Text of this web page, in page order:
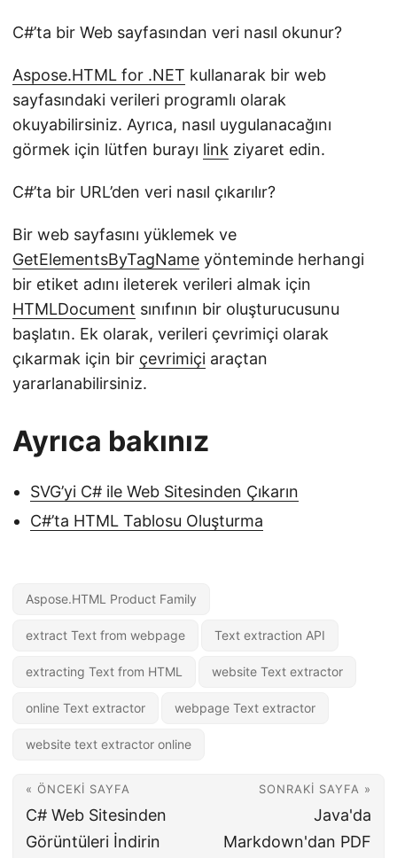
C#’ta bir Web sayfasından veri nasıl okunur?
Aspose.HTML for .NET kullanarak bir web
sayfasındaki verileri programlı olarak
okuyabilirsiniz. Ayrıca, nasıl uygulanacağını
görmek için lütfen burayı link ziyaret edin.
C#’ta bir URL’den veri nasıl çıkarılır?
Bir web sayfasını yüklemek ve
GetElementsByTagName yönteminde herhangi
bir etiket adını ileterek verileri almak için
HTMLDocument sınıfının bir oluşturucusunu
başlatın. Ek olarak, verileri çevrimiçi olarak
çıkarmak için bir çevrimiçi araçtan
yararlanabilirsiniz.
Ayrıca bakınız
SVG’yi C# ile Web Sitesinden Çıkarın
C#’ta HTML Tablosu Oluşturma
Aspose.HTML Product Family
extract Text from webpage Text extraction API
extracting Text from HTML website Text extractor
online Text extractor webpage Text extractor
website text extractor online
« ÖNCEKI SAYFA
C# Web Sitesinden
Görüntüleri İndirin
SONRAKI SAYFA »
Java'da
Markdown'dan PDF